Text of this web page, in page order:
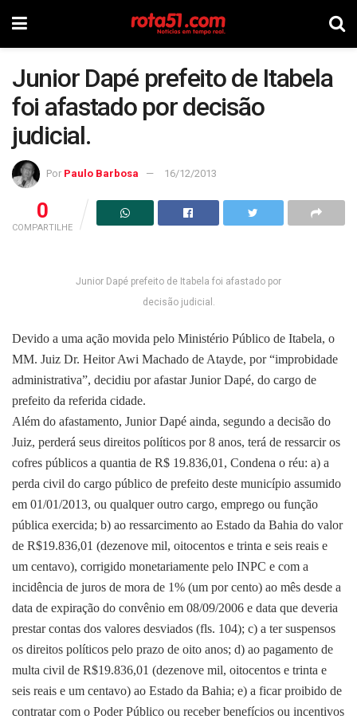
Junior Dapé prefeito de Itabela
foi afastado por decisão
judicial.
Por Paulo Barbosa 16/12/2013
0
COMPARTILHE
Junior Dapé prefeito de Itabela foi afastado por
decisão judicial.
Devido a uma ação movida pelo Ministério Público de Itabela, o
MM. Juiz Dr. Heitor Awi Machado de Atayde, por “improbidade
administrativa”, decidiu por afastar Junior Dapé, do cargo de
prefeito da referida cidade.
Além do afastamento, Junior Dapé ainda, segundo a decisão do
Juiz, perderá seus direitos políticos por 8 anos, terá de ressarcir os
cofres públicos a quantia de R$ 19.836,01, Condena o réu: a) a
perda civil do cargo público de prefeito deste município assumido
em 01/01/2013, ou qualquer outro cargo, emprego ou função
pública exercida; b) ao ressarcimento ao Estado da Bahia do valor
de R$19.836,01 (dezenove mil, oitocentos e trinta e seis reais e
um centavo), corrigido monetariamente pelo INPC e com a
incidência de juros de mora de 1% (um por cento) ao mês desde a
data de expiração do convênio em 08/09/2006 e data que deveria
prestar contas dos valores desviados (fls. 104); c) a ter suspensos
os direitos políticos pelo prazo de oito anos; d) ao pagamento de
multa civil de R$19.836,01 (dezenove mil, oitocentos e trinta e
seis reais e um centavo) ao Estado da Bahia; e) a ficar proibido de
contratar com o Poder Público ou receber benefícios ou incentivos